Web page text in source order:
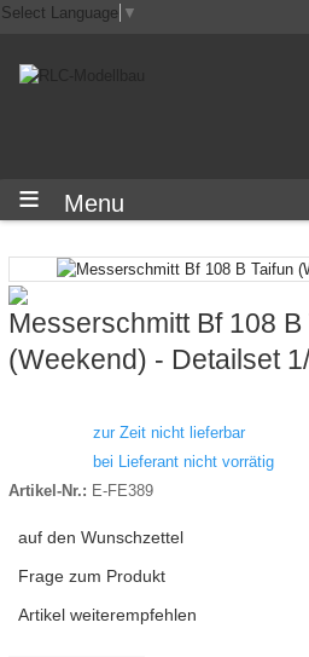
Select Language ▼
Menu
Messerschmitt Bf 108 B
(Weekend) - Detailset
zur Zeit nicht lieferbar
bei Lieferant nicht vorrätig
Artikel-Nr.: E-FE389
auf den Wunschzettel
Frage zum Produkt
Artikel weiterempfehlen